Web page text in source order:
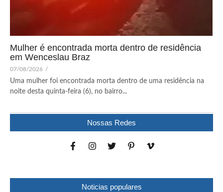
Mulher é encontrada morta dentro de residência
em Wenceslau Braz
07/08/2026 /
Uma mulher foi encontrada morta dentro de uma residência na
noite desta quinta-feira (6), no bairro...
Nossas Redes
Noticias populares